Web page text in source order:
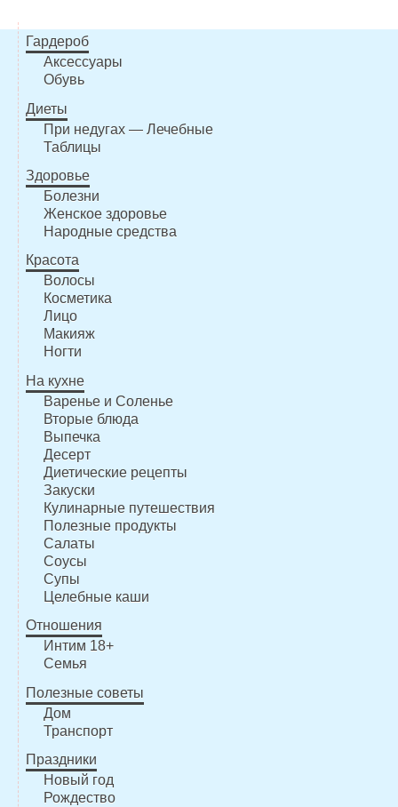
Гардероб
Аксессуары
Обувь
Диеты
При недугах — Лечебные
Таблицы
Здоровье
Болезни
Женское здоровье
Народные средства
Красота
Волосы
Косметика
Лицо
Макияж
Ногти
На кухне
Варенье и Соленье
Вторые блюда
Выпечка
Десерт
Диетические рецепты
Закуски
Кулинарные путешествия
Полезные продукты
Салаты
Соусы
Супы
Целебные каши
Отношения
Интим 18+
Семья
Полезные советы
Дом
Транспорт
Праздники
Новый год
Рождество